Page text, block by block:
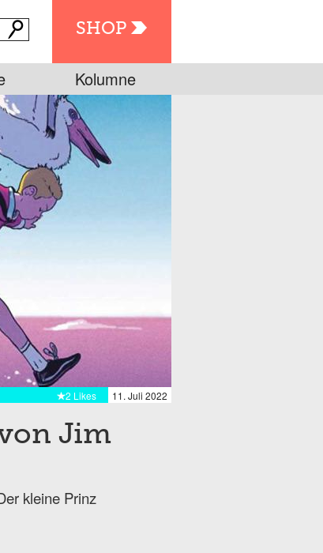
SHOP
Kolumne
11. Juli 2022
2 Likes
Jim
kleine Prinz